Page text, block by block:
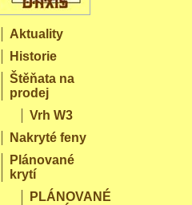
Aktuality
Historie
Štěňata na
prodej
Vrh W3
Nakryté feny
Plánované
krytí
PLÁNOVANÉ